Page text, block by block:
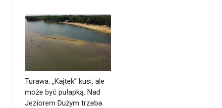
Turawa: „Kajtek” kusi, ale
może być pułapką. Nad
Jeziorem Dużym trzeba